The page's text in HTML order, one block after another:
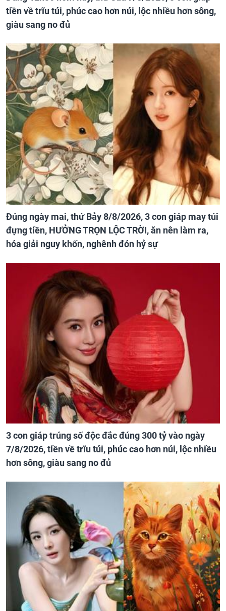
tiền về trĩu túi, phúc cao hơn núi, lộc nhiều hơn sông,
giàu sang no đủ
Đúng ngày mai, thứ Bảy 8/8/2026, 3 con giáp may túi
đựng tiền, HƯỞNG TRỌN LỘC TRỜI, ăn nên làm ra,
hóa giải nguy khốn, nghênh đón hỷ sự
3 con giáp trúng số độc đắc đúng 300 tỷ vào ngày
7/8/2026, tiền về trĩu túi, phúc cao hơn núi, lộc nhiều
hơn sông, giàu sang no đủ